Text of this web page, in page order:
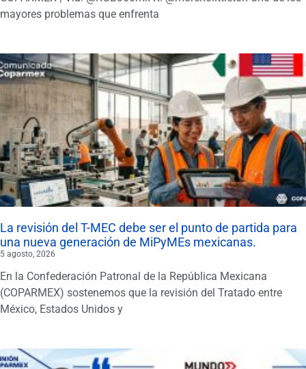
mayores problemas que enfrenta
La revisión del T-MEC debe ser el punto de partida para
una nueva generación de MiPyMEs mexicanas.
5 agosto, 2026
En la Confederación Patronal de la República Mexicana
(COPARMEX) sostenemos que la revisión del Tratado entre
México, Estados Unidos y